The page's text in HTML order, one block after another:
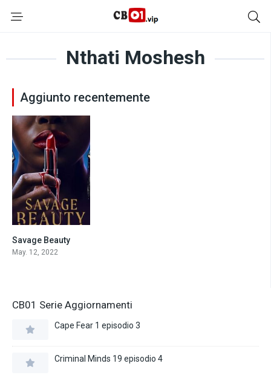
Nthati Moshesh
Aggiunto recentemente
Savage Beauty
May. 12, 2022
CB01 Serie Aggiornamenti
Cape Fear 1 episodio 3
Criminal Minds 19 episodio 4